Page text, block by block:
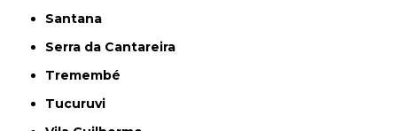
Santana
Serra da Cantareira
Tremembé
Tucuruvi